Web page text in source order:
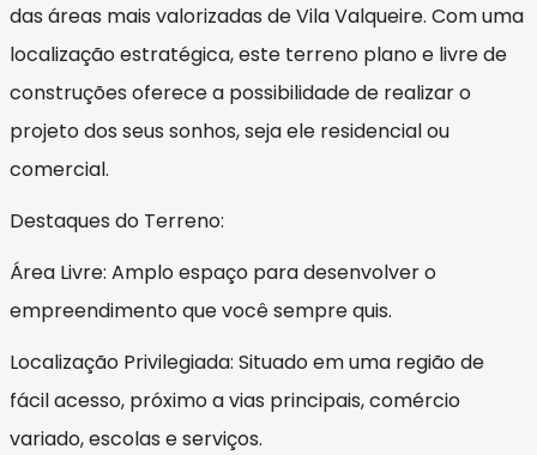
das áreas mais valorizadas de Vila Valqueire. Com uma
localização estratégica, este terreno plano e livre de
construções oferece a possibilidade de realizar o
projeto dos seus sonhos, seja ele residencial ou
comercial.
Destaques do Terreno:
Área Livre: Amplo espaço para desenvolver o
empreendimento que você sempre quis.
Localização Privilegiada: Situado em uma região de
fácil acesso, próximo a vias principais, comércio
variado, escolas e serviços.